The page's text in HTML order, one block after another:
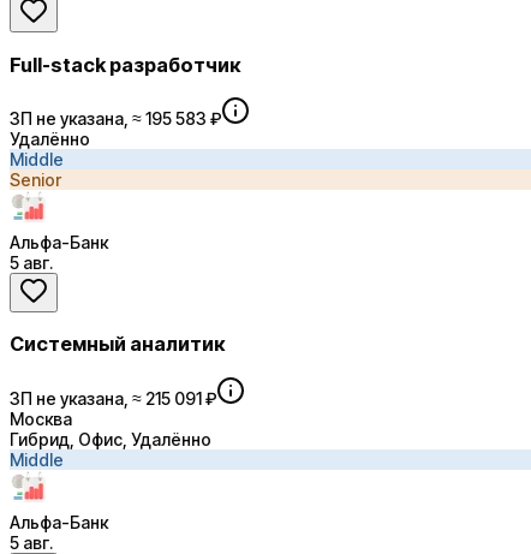
Full-stack разработчик
ЗП не указана, ≈ 195 583 ₽
Удалённо
Middle
Senior
Альфа-Банк
5 авг.
Системный аналитик
ЗП не указана, ≈ 215 091 ₽
Москва
Гибрид, Офис, Удалённо
Middle
Альфа-Банк
5 авг.